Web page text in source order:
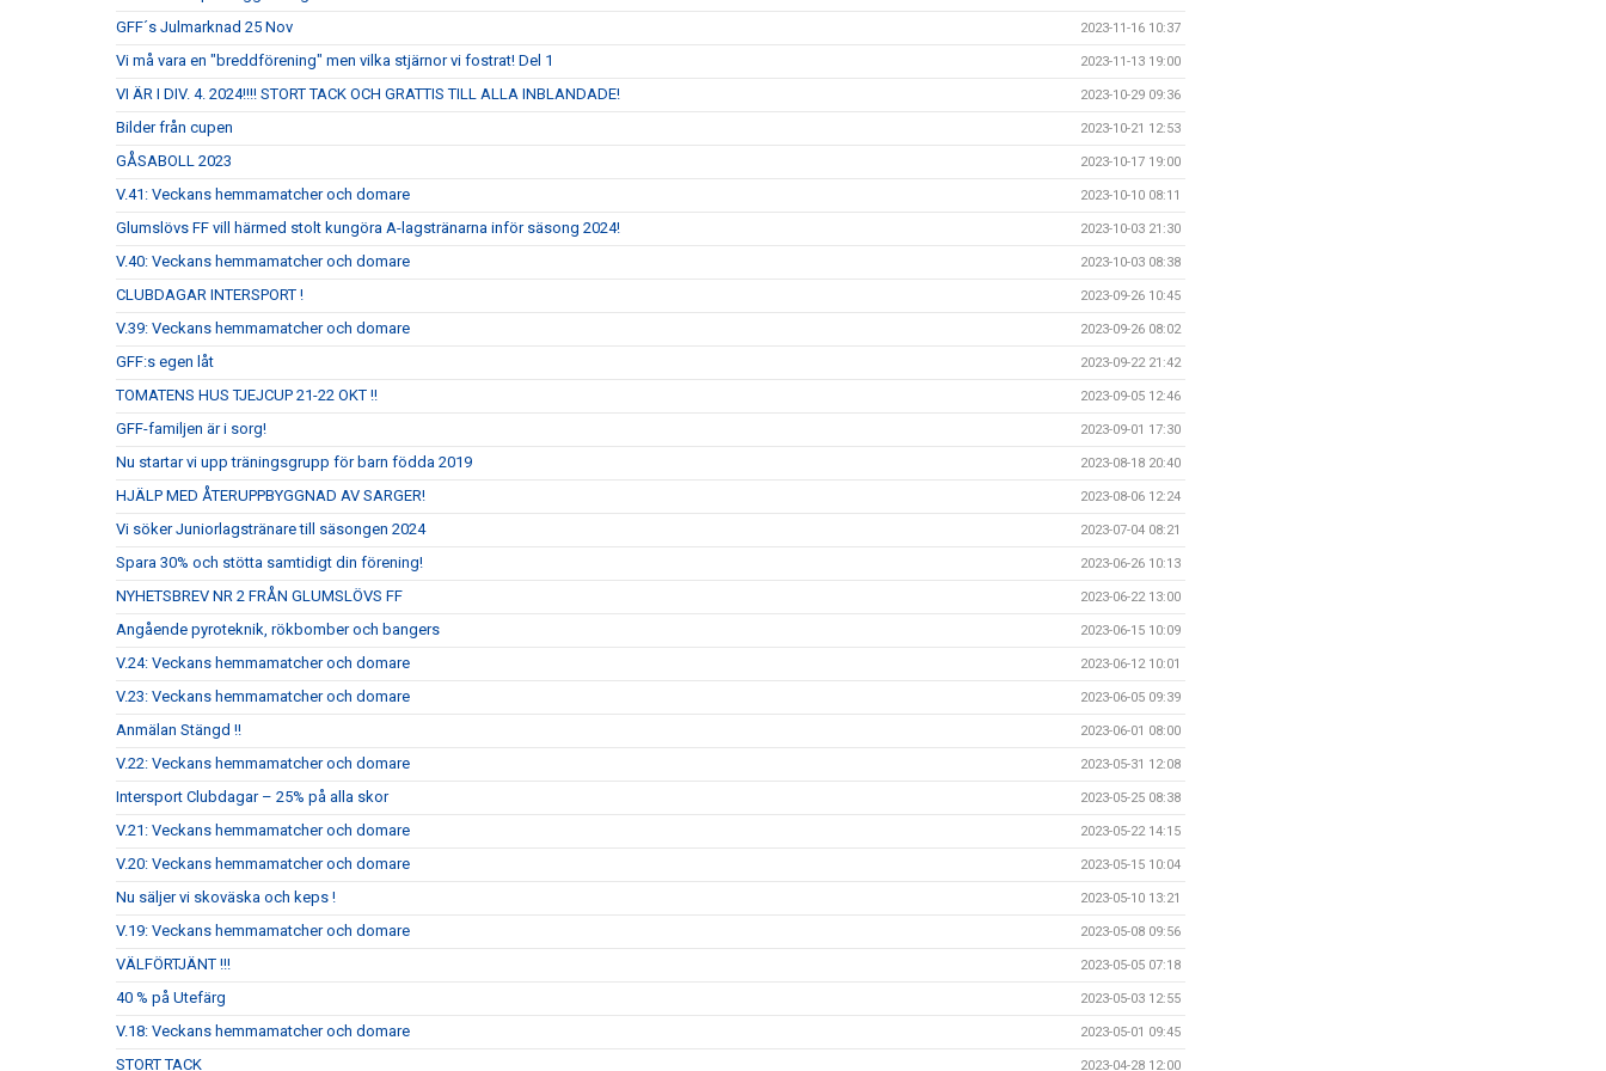
GFF´s Julmarknad 25 Nov 2023-11-16 10:37
Vi må vara en "breddförening" men vilka stjärnor vi fostrat! Del 1 2023-11-13 19:00
VI ÄR I DIV. 4. 2024!!!! STORT TACK OCH GRATTIS TILL ALLA INBLANDADE! 2023-10-29 09:36
Bilder från cupen 2023-10-21 12:53
GÅSABOLL 2023 2023-10-17 19:00
V.41: Veckans hemmamatcher och domare 2023-10-10 08:11
Glumslövs FF vill härmed stolt kungöra A-lagstränarna inför säsong 2024! 2023-10-03 21:30
V.40: Veckans hemmamatcher och domare 2023-10-03 08:38
CLUBDAGAR INTERSPORT ! 2023-09-26 10:45
V.39: Veckans hemmamatcher och domare 2023-09-26 08:02
GFF:s egen låt 2023-09-22 21:42
TOMATENS HUS TJEJCUP 21-22 OKT !! 2023-09-05 12:46
GFF-familjen är i sorg! 2023-09-01 17:30
Nu startar vi upp träningsgrupp för barn födda 2019 2023-08-18 20:40
HJÄLP MED ÅTERUPPBYGGNAD AV SARGER! 2023-08-06 12:24
Vi söker Juniorlagstränare till säsongen 2024 2023-07-04 08:21
Spara 30% och stötta samtidigt din förening! 2023-06-26 10:13
NYHETSBREV NR 2 FRÅN GLUMSLÖVS FF 2023-06-22 13:00
Angående pyroteknik, rökbomber och bangers 2023-06-15 10:09
V.24: Veckans hemmamatcher och domare 2023-06-12 10:01
V.23: Veckans hemmamatcher och domare 2023-06-05 09:39
Anmälan Stängd !! 2023-06-01 08:00
V.22: Veckans hemmamatcher och domare 2023-05-31 12:08
Intersport Clubdagar – 25% på alla skor 2023-05-25 08:38
V.21: Veckans hemmamatcher och domare 2023-05-22 14:15
V.20: Veckans hemmamatcher och domare 2023-05-15 10:04
Nu säljer vi skoväska och keps ! 2023-05-10 13:21
V.19: Veckans hemmamatcher och domare 2023-05-08 09:56
VÄLFÖRTJÄNT !!! 2023-05-05 07:18
40 % på Utefärg 2023-05-03 12:55
V.18: Veckans hemmamatcher och domare 2023-05-01 09:45
STORT TACK 2023-04-28 12:00